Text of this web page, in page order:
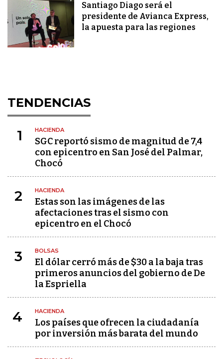
Santiago Diago será el
presidente de Avianca Express,
la apuesta para las regiones
TENDENCIAS
1 HACIENDA
SGC reportó sismo de magnitud de 7,4
con epicentro en San José del Palmar,
Chocó
2 HACIENDA
Estas son las imágenes de las
afectaciones tras el sismo con
epicentro en el Chocó
3 BOLSAS
El dólar cerró más de $30 a la baja tras
primeros anuncios del gobierno de De
la Espriella
4 HACIENDA
Los países que ofrecen la ciudadanía
por inversión más barata del mundo